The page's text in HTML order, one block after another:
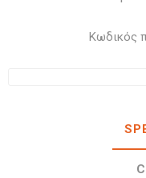
Κωδικός